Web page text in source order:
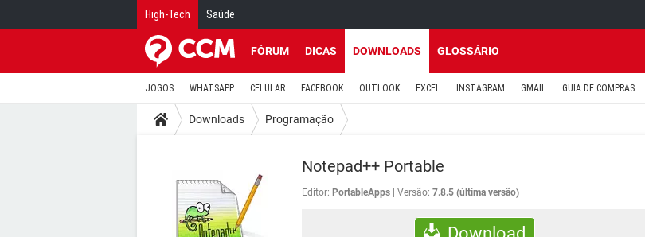
High-Tech Saúde
FÓRUM DICAS DOWNLOADS GLOSSÁRIO
JOGOS WHATSAPP CELULAR FACEBOOK OUTLOOK EXCEL INSTAGRAM GMAIL GUIA DE COMPRAS
Downloads Programação
Notepad++ Portable
Editor: PortableApps Versão: 7.8.5 (última versão)
Download